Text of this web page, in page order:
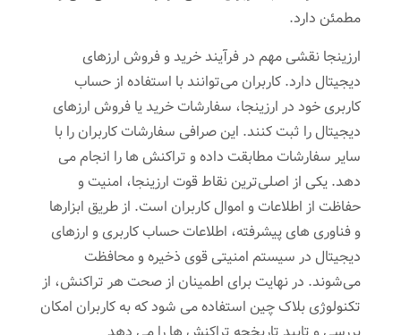
مطمئن دارد.
ارزینجا نقشی مهم در فرآیند خرید و فروش ارزهای
دیجیتال دارد. کاربران می‌توانند با استفاده از حساب
کاربری خود در ارزینجا، سفارشات خرید یا فروش ارزهای
دیجیتال را ثبت کنند. این صرافی سفارشات کاربران را با
سایر سفارشات مطابقت داده و تراکنش ‌ها را انجام می‌
دهد. یکی از اصلی‌ترین نقاط قوت ارزینجا، امنیت و
حفاظت از اطلاعات و اموال کاربران است. از طریق ابزارها
و فناوری‌ های پیشرفته، اطلاعات حساب کاربری و ارزهای
دیجیتال در سیستم امنیتی قوی ذخیره و محافظت
می‌شوند. در نهایت برای اطمینان از صحت هر تراکنش، از
تکنولوژی بلاک چین استفاده می ‌شود که به کاربران امکان